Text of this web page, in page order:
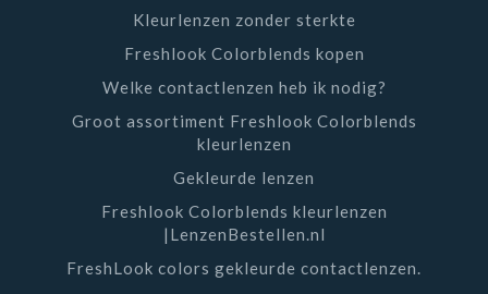
Kleurlenzen zonder sterkte
Freshlook Colorblends kopen
Welke contactlenzen heb ik nodig?
Groot assortiment Freshlook Colorblends
kleurlenzen
Gekleurde lenzen
Freshlook Colorblends kleurlenzen
|LenzenBestellen.nl
FreshLook colors gekleurde contactlenzen.